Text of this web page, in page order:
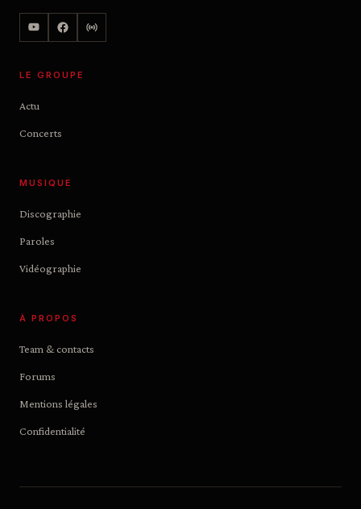
LE GROUPE
Actu
Concerts
MUSIQUE
Discographie
Paroles
Vidéographie
À PROPOS
Team & contacts
Forums
Mentions légales
Confidentialité